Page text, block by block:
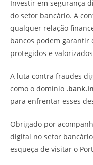
Investir em segurança
do setor bancário. A
qualquer relação
bancos podem garantir
protegidos e
A luta contra fraudes
como o domínio .bank.in
para enfrentar esses
Obrigado por
digital no setor
esqueça de visitar o